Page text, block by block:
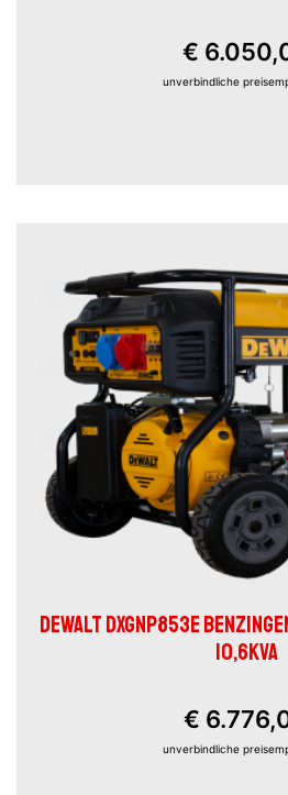
€
unverbindliche
DEWALT DXGNP853E
10,6KVA
€
unverbindliche